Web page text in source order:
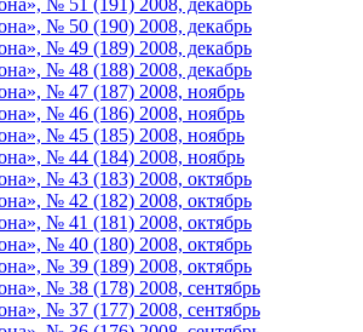
№ 50 (190) 2008, декабрь
№ 49 (189) 2008, декабрь
№ 48 (188) 2008, декабрь
№ 47 (187) 2008, ноябрь
№ 46 (186) 2008, ноябрь
№ 45 (185) 2008, ноябрь
№ 44 (184) 2008, ноябрь
№ 43 (183) 2008, октябрь
№ 42 (182) 2008, октябрь
№ 41 (181) 2008, октябрь
№ 40 (180) 2008, октябрь
№ 39 (189) 2008, октябрь
№ 38 (178) 2008, сентябрь
№ 37 (177) 2008, сентябрь